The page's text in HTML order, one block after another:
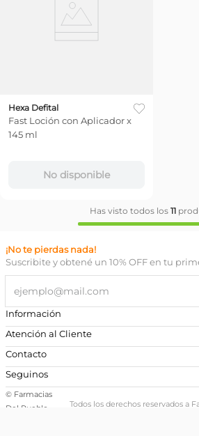
Hexa Defital
Fast Loción con Aplicador x
145 ml
No disponible
Has visto todos los 11
¡No te pierdas nada!
Suscribite y obtené un 10% OFF en tu
Información
Atención al Cliente
Contacto
¿Necesitás ayuda?
Preguntas Frecuentes
Escribinos a nuestro Whatsapp
Seguinos
© Farmacias
Del Pueblo
Todos los derechos reservados a